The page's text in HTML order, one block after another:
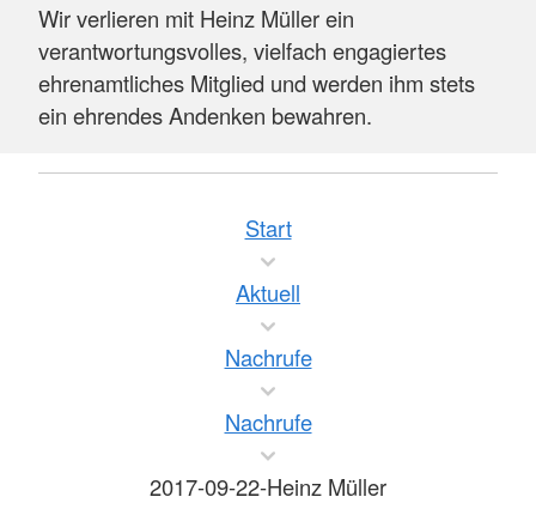
Wir verlieren mit Heinz Müller ein
verantwortungsvolles, vielfach engagiertes
ehrenamtliches Mitglied und werden ihm stets
ein ehrendes Andenken bewahren.
Start
Aktuell
Nachrufe
Nachrufe
2017-09-22-Heinz Müller